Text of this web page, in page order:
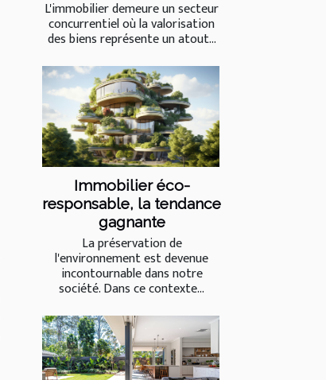
L'immobilier demeure un secteur
concurrentiel où la valorisation
des biens représente un atout...
Immobilier éco-
responsable, la tendance
gagnante
La préservation de
l'environnement est devenue
incontournable dans notre
société. Dans ce contexte...